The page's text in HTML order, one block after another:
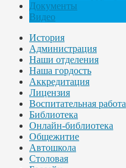
Документы
Видео
История
Администрация
Наши отделения
Наша гордость
Аккредитация
Лицензия
Воспитательная работа
Библиотека
Онлайн-библиотека
Общежитие
Автошкола
Столовая